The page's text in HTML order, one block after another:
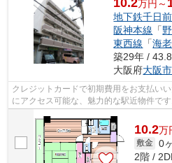
10.2万円～
地下鉄千日
阪神本線 「
東西線 「海
築29年 /
大阪府大阪
クレジットカードで初期費用をお支払い
にアクセス可能な、魅力的な駅近物件で
10.2万
敷金 0
2階 /